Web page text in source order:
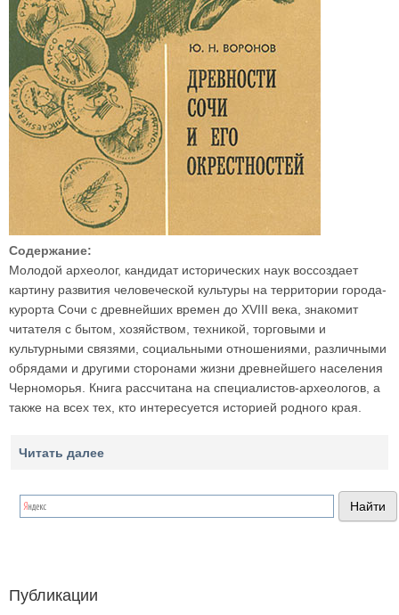
Содержание:
Молодой археолог, кандидат исторических наук воссоздает
картину развития человеческой культуры на территории города-
курорта Сочи с древнейших времен до XVIII века, знакомит
читателя с бытом, хозяйством, техникой, торговыми и
культурными связями, социальными отношениями, различными
обрядами и другими сторонами жизни древнейшего населения
Черноморья. Книга рассчитана на специалистов-археологов, а
также на всех тех, кто интересуется историей родного края.
Читать далее
Публикации